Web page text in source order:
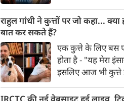
भारत में रहेंगे।
अनुसार भारत
विपरीत समृद्ध बनने से
होती आबादी वाले देश
पहुंच रहा है।
राहुल गांधी ने कुत्तों पर जो कहा...
बात कर सकते हैं?
एक कुत्ते के लिए बस
होता है - "यह मेरा
इसलिए आज भी कुत्ते
भू-राजनीति से लेकर